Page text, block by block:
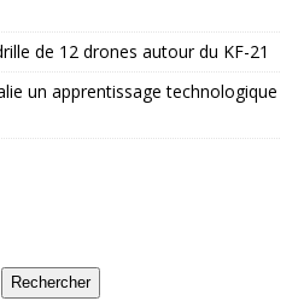
de 12 drones autour du KF-21
un apprentissage technologique
Rechercher